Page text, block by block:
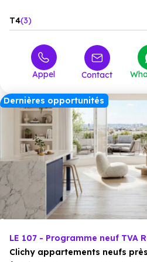
T4 3
Appel Contact
Dernières opportunités
LE 107 - Programme neuf TVA
Clichy appartements neufs